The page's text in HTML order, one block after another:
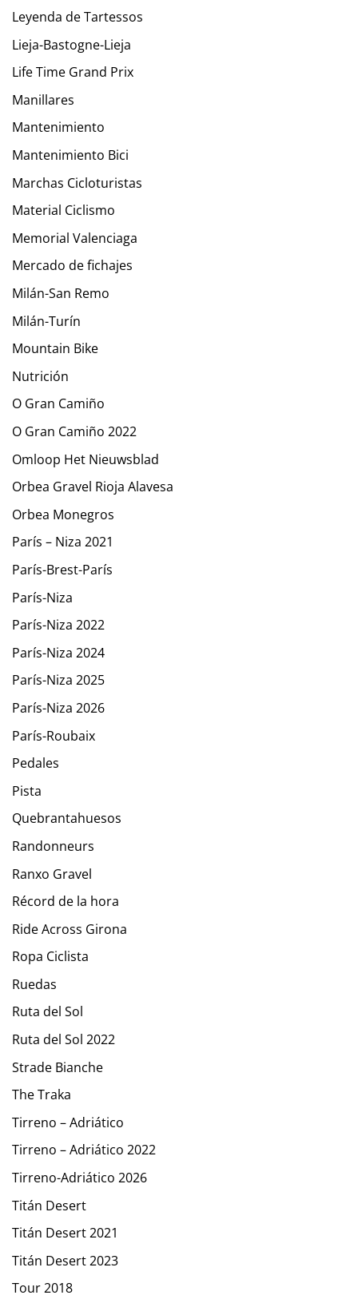
Leyenda de Tartessos
Lieja-Bastogne-Lieja
Life Time Grand Prix
Manillares
Mantenimiento
Mantenimiento Bici
Marchas Cicloturistas
Material Ciclismo
Memorial Valenciaga
Mercado de fichajes
Milán-San Remo
Milán-Turín
Mountain Bike
Nutrición
O Gran Camiño
O Gran Camiño 2022
Omloop Het Nieuwsblad
Orbea Gravel Rioja Alavesa
Orbea Monegros
París – Niza 2021
París-Brest-París
París-Niza
París-Niza 2022
París-Niza 2024
París-Niza 2025
París-Niza 2026
París-Roubaix
Pedales
Pista
Quebrantahuesos
Randonneurs
Ranxo Gravel
Récord de la hora
Ride Across Girona
Ropa Ciclista
Ruedas
Ruta del Sol
Ruta del Sol 2022
Strade Bianche
The Traka
Tirreno – Adriático
Tirreno – Adriático 2022
Tirreno-Adriático 2026
Titán Desert
Titán Desert 2021
Titán Desert 2023
Tour 2018